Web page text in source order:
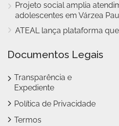
Projeto social amplia
adolescentes em Várzea
ATEAL lança plataforma
Documentos Legais
Transparência e
Expediente
Política de Privacidade
Termos